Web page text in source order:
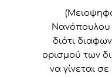
Νανόπουλου
διότι
ορισμού των
να γίνεται